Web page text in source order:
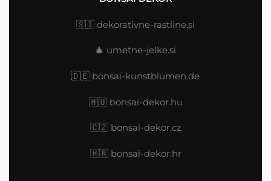
🇸🇮 dekorativne-rastline.si
🎄 umetne-jelke.si
🇩🇪 bonsai-kunstblumen.de
🇭🇺 bonsai-dekor.hu
🇨🇿 bonsai-dekor.cz
🇭🇷 bonsai-dekor.hr